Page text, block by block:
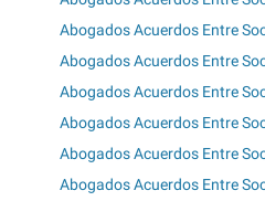
Abogados Acuerdos Entre
Abogados Acuerdos Entre
Abogados Acuerdos Entre
Abogados Acuerdos Entre
Abogados Acuerdos Entre
Abogados Acuerdos Entre